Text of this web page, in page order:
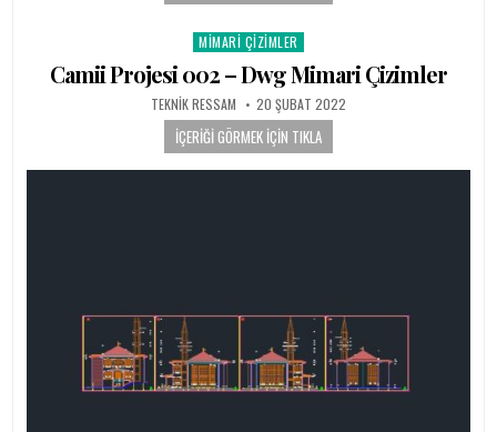
Posted in
MIMARI ÇIZIMLER
Camii Projesi 002 – Dwg Mimari Çizimler
AUTHOR:
TEKNIK RESSAM PUBLISHED DATE:
20 ŞUBAT 2022
İÇERIĞI GÖRMEK İÇIN TIKLA